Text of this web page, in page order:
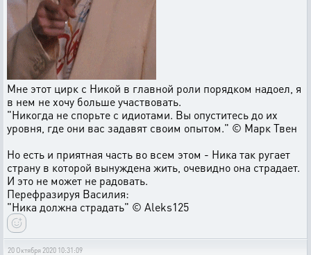
Мне этот цирк с Никой в главной роли порядком надоел, я
в нем не хочу больше участвовать.
"Никогда не спорьте с идиотами. Вы опуститесь до их
уровня, где они вас задавят своим опытом." © Марк Твен
Но есть и приятная часть во всем этом - Ника так ругает
страну в которой вынуждена жить, очевидно она страдает.
И это не может не радовать.
Перефразируя Василия:
"Ника должна страдать" © Aleks125
20 Октября 2020 10:31:09